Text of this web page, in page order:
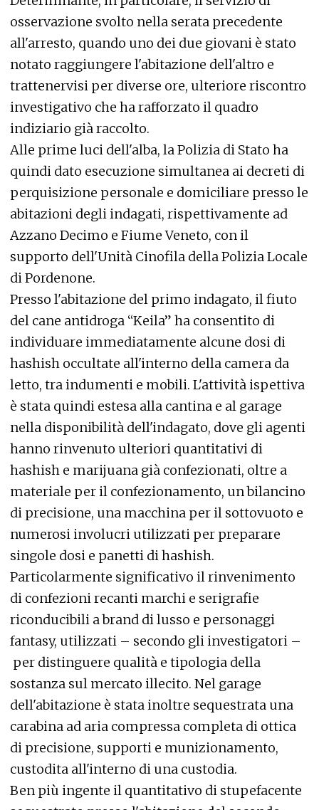
osservazione svolto nella serata precedente
all'arresto, quando uno dei due giovani è stato
notato raggiungere l'abitazione dell'altro e
trattenervisi per diverse ore, ulteriore riscontro
investigativo che ha rafforzato il quadro
indiziario già raccolto.
Alle prime luci dell'alba, la Polizia di Stato ha
quindi dato esecuzione simultanea ai decreti di
perquisizione personale e domiciliare presso le
abitazioni degli indagati, rispettivamente ad
Azzano Decimo e Fiume Veneto, con il
supporto dell'Unità Cinofila della Polizia Locale
di Pordenone.
Presso l'abitazione del primo indagato, il fiuto
del cane antidroga “Keila” ha consentito di
individuare immediatamente alcune dosi di
hashish occultate all'interno della camera da
letto, tra indumenti e mobili. L'attività ispettiva
è stata quindi estesa alla cantina e al garage
nella disponibilità dell'indagato, dove gli agenti
hanno rinvenuto ulteriori quantitativi di
hashish e marijuana già confezionati, oltre a
materiale per il confezionamento, un bilancino
di precisione, una macchina per il sottovuoto e
numerosi involucri utilizzati per preparare
singole dosi e panetti di hashish.
Particolarmente significativo il rinvenimento
di confezioni recanti marchi e serigrafie
riconducibili a brand di lusso e personaggi
fantasy, utilizzati – secondo gli investigatori –
per distinguere qualità e tipologia della
sostanza sul mercato illecito. Nel garage
dell'abitazione è stata inoltre sequestrata una
carabina ad aria compressa completa di ottica
di precisione, supporti e munizionamento,
custodita all'interno di una custodia.
Ben più ingente il quantitativo di stupefacente